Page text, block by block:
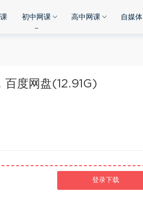
初中网课 高中网课 自媒体
度网盘(12.91G)
登录下载